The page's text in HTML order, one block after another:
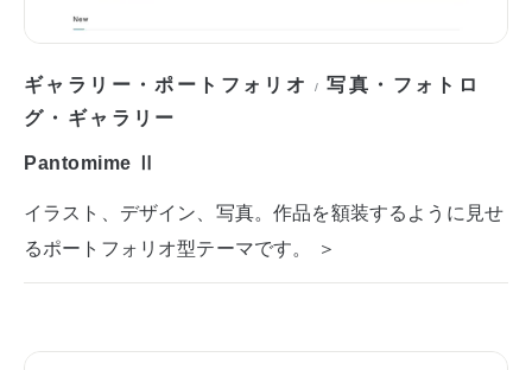
ギャラリー・ポートフォリオ /写真・フォトロ
グ・ギャラリー
Pantomime Ⅱ
イラスト、デザイン、写真。作品を額装するように見せ
るポートフォリオ型テーマです。 ＞